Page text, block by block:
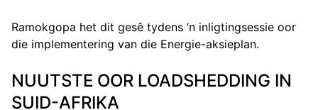
Ramokgopa het dit gesê tydens ‘n inligtingsessie oor
die implementering van die Energie-aksieplan.
NUUTSTE OOR LOADSHEDDING IN
SUID-AFRIKA